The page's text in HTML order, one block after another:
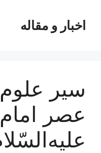
محتوااخبار و مقاله
سير
عصر